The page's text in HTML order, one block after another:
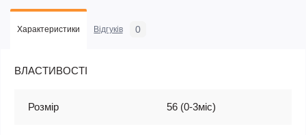
Характеристики Відгуків 0
ВЛАСТИВОСТІ
Розмір 56 (0-3міс)